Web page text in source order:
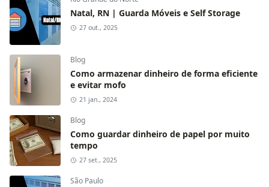
Natal, RN | Guarda Móveis e Self Storage
27 out., 2025
Blog
Como armazenar dinheiro de forma eficiente
e evitar mofo
21 jan., 2024
Blog
Como guardar dinheiro de papel por muito
tempo
27 set., 2025
São Paulo